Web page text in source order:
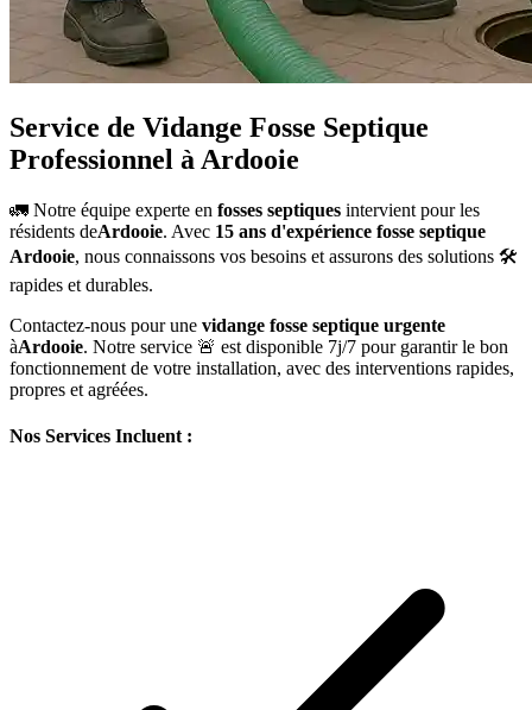
Service de Vidange Fosse Septique
Professionnel à Ardooie
🚛 Notre équipe experte en fosses septiques intervient pour les
résidents deArdooie. Avec 15 ans d'expérience fosse septique
Ardooie, nous connaissons vos besoins et assurons des solutions 🛠️
rapides et durables.
Contactez-nous pour une vidange fosse septique urgente
àArdooie. Notre service 🚨 est disponible 7j/7 pour garantir le bon
fonctionnement de votre installation, avec des interventions rapides,
propres et agréées.
Nos Services Incluent :